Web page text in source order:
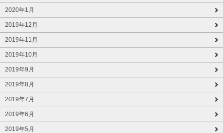
2020年1月
2019年12月
2019年11月
2019年10月
2019年9月
2019年8月
2019年7月
2019年6月
2019年5月